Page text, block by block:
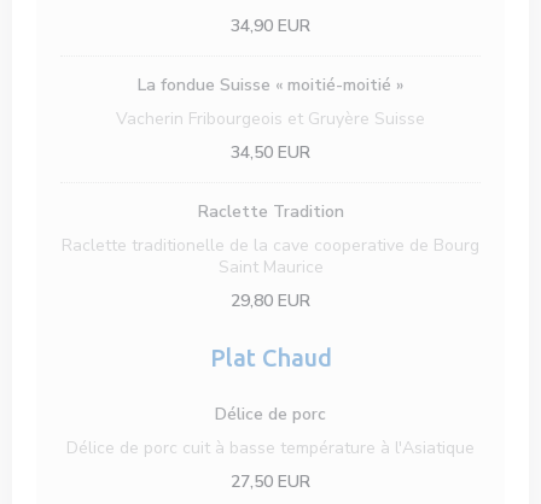
34,90 EUR
La fondue Suisse « moitié-moitié »
Vacherin Fribourgeois et Gruyère Suisse
34,50 EUR
Raclette Tradition
Raclette traditionelle de la cave cooperative de Bourg
Saint Maurice
29,80 EUR
Plat Chaud
Délice de porc
Délice de porc cuit à basse température à l'Asiatique
27,50 EUR